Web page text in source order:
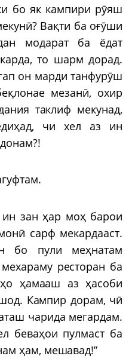
бо як кампири рӯяш
Вақти ба оғӯши
модарат ба ёдат
то шарм дорад.
он марди танфурӯш
мезанӣ, охир
таклиф мекунад,
чи хел аз ин
зан ҳар моҳ барои
сарф мекардааст.
бо пули меҳнатам
ресторан ба
ҳамааш аз ҳасоби
Кампир дорам, чӣ
чарида мегардам.
беваҳои пулмаст ба
ҳам, мешавад!”